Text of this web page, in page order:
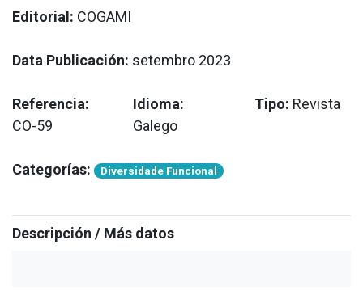
Editorial: COGAMI
Data Publicación: setembro 2023
Referencia:
CO-59
Idioma:
Galego
Tipo: Revista
Categorías: Diversidade Funcional
Descripción / Más datos